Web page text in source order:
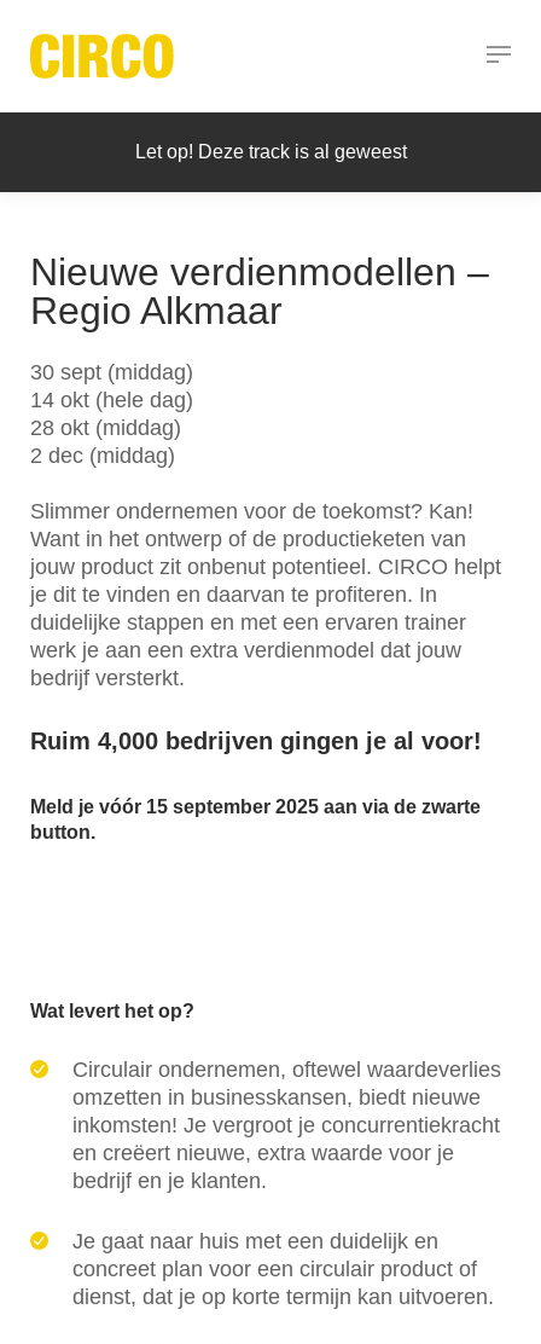
Nieuwe verdienmodellen –
Regio Alkmaar
30 sept (middag)
14 okt (hele dag)
28 okt (middag)
2 dec (middag)
Slimmer ondernemen voor de toekomst? Kan!
Want in het ontwerp of de productieketen van
jouw product zit onbenut potentieel. CIRCO helpt
je dit te vinden en daarvan te profiteren. In
duidelijke stappen en met een ervaren trainer
werk je aan een extra verdienmodel dat jouw
bedrijf versterkt.
Ruim 4,000 bedrijven gingen je al voor!
Meld je vóór 15 september 2025 aan via de zwarte
button.
Wat levert het op?
Circulair ondernemen, oftewel waardeverlies
omzetten in businesskansen, biedt nieuwe
inkomsten! Je vergroot je concurrentiekracht
en creëert nieuwe, extra waarde voor je
bedrijf en je klanten.
Je gaat naar huis met een duidelijk en
concreet plan voor een circulair product of
dienst, dat je op korte termijn kan uitvoeren.
Let op! Deze track is al geweest